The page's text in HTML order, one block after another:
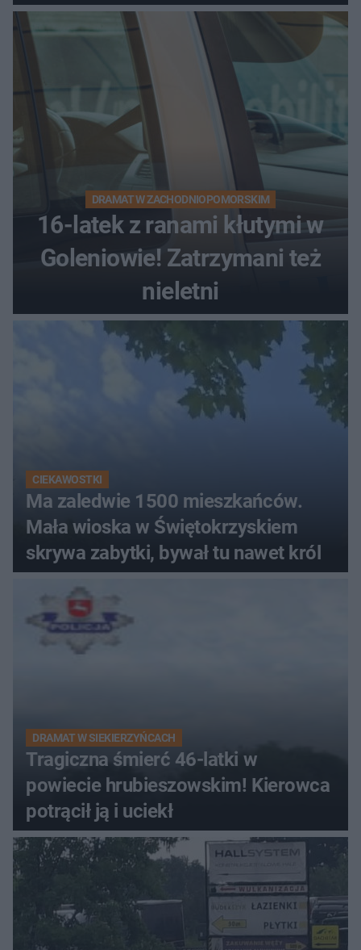
bez tłumów
DRAMAT W ZACHODNIOPOMORSKIM
16-latek z ranami kłutymi w
Goleniowie! Zatrzymani też
nieletni
CIEKAWOSTKI
Ma zaledwie 1500 mieszkańców.
Mała wioska w Świętokrzyskiem
skrywa zabytki, bywał tu nawet król
DRAMAT W SIEKIERZYŃCACH
Tragiczna śmierć 46-latki w
powiecie hrubieszowskim! Kierowca
potrącił ją i uciekł